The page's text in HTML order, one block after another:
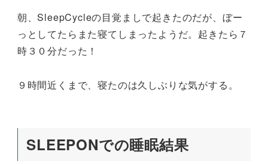
朝、SleepCycleの目覚ましで起きたのだが、ぼー
っとしてたらまた寝てしまったようだ。起きたら７
時３０分だった！
９時間近くまで、寝たのは久しぶりな気がする。
SLEEPONでの睡眠結果